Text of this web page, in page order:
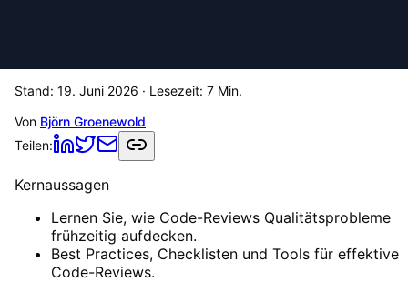
Stand: 19. Juni 2026 · Lesezeit: 7 Min.
Von Björn Groenewold
Teilen:
Kernaussagen
Lernen Sie, wie Code-Reviews Qualitätsprobleme
frühzeitig aufdecken.
Best Practices, Checklisten und Tools für effektive
Code-Reviews.